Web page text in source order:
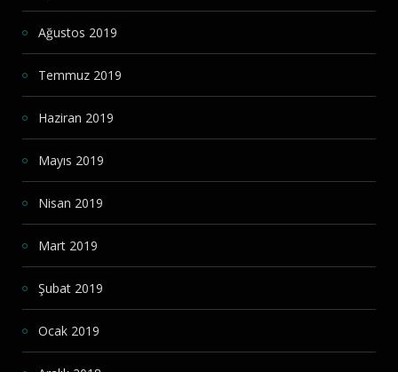
Ağustos 2019
Temmuz 2019
Haziran 2019
Mayıs 2019
Nisan 2019
Mart 2019
Şubat 2019
Ocak 2019